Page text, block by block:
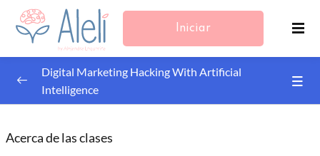
Iniciar
Digital Marketing Hacking With Artificial
Intelligence
Acerca de las clases